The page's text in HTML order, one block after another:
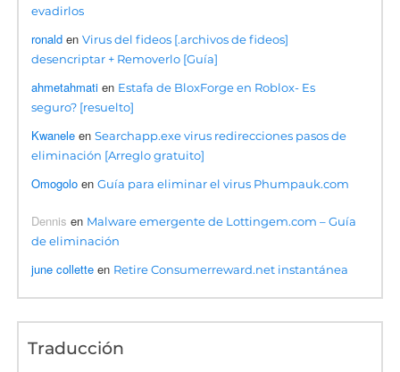
evadirlos
ronald enVirus del fideos [.archivos de fideos]
desencriptar + Removerlo [Guía]
ahmetahmati en Estafa de BloxForge en Roblox- Es
seguro? [resuelto]
Kwanele enSearchapp.exe virus redirecciones pasos de
eliminación [Arreglo gratuito]
Omogolo enGuía para eliminar el virus Phumpauk.com
Dennis en Malware emergente de Lottingem.com – Guía
de eliminación
june collette en Retire Consumerreward.net instantánea
Traducción